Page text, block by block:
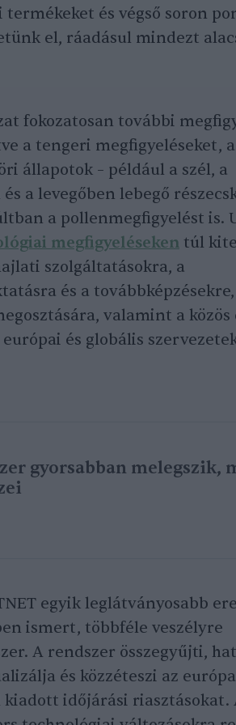
és végső soron
el, ráadásul mindezt
fokozatosan további
a tengeri megfigyeléseket,
állapotok – például a szél, a
a levegőben lebegő
a pollenmegfigyelést is.
megfigyeléseken túl
szolgáltatásokra, a
és a továbbképzésekre,
valamint a közös
és globális
gyorsabban melegszik,
egyik leglátványosabb
ismert, többféle veszélyre
A rendszer összegyűjti,
és közzéteszi az
időjárási riasztásokat.